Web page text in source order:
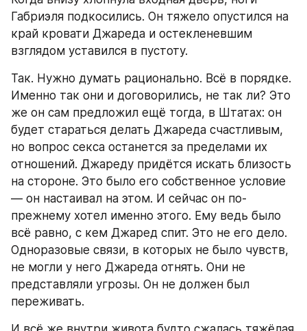
Габриэля подкосились. Он тяжело опустился на
край кровати Джареда и остекленевшим
взглядом уставился в пустоту.
Так. Нужно думать рационально. Всё в порядке.
Именно так они и договорились, не так ли? Это
же он сам предложил ещё тогда, в Штатах: он
будет стараться делать Джареда счастливым,
но вопрос секса останется за пределами их
отношений. Джареду придётся искать близость
на стороне. Это было его собственное условие
— он настаивал на этом. И сейчас он по-
прежнему хотел именно этого. Ему ведь было
всё равно, с кем Джаред спит. Это не его дело.
Одноразовые связи, в которых не было чувств,
не могли у него Джареда отнять. Они не
представляли угрозы. Он не должен был
переживать.